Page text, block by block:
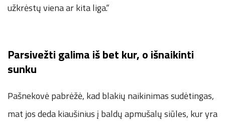
užkrėstų viena ar kita liga.“
Parsivežti galima iš bet kur, o išnaikinti
sunku
Pašnekovė pabrėžė, kad blakių naikinimas sudėtingas,
mat jos deda kiaušinius į baldų apmušalų siūles, kur yra